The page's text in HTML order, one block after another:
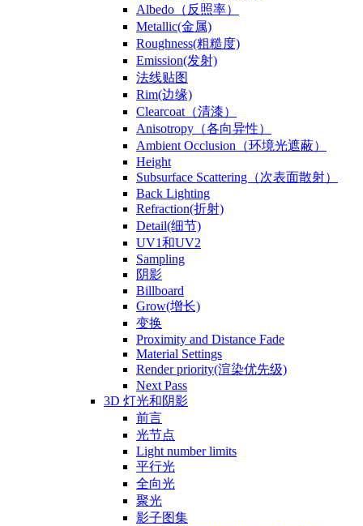
Albedo（反照率）
Metallic(金属)
Roughness(粗糙度)
Emission(发射)
法线贴图
Rim(边缘)
Clearcoat（清漆）
Anisotropy（各向异性）
Ambient Occlusion（环境光遮蔽）
Height
Subsurface Scattering（次表面散射）
Back Lighting
Refraction(折射)
Detail(细节)
UV1和UV2
Sampling
阴影
Billboard
Grow(增长)
变换
Proximity and Distance Fade
Material Settings
Render priority(渲染优先级)
Next Pass
3D 灯光和阴影
前言
光节点
Light number limits
平行光
全向光
聚光
影子图集